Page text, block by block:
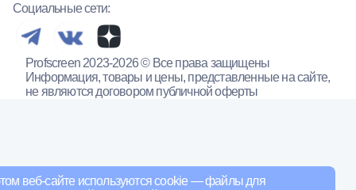
веб-сайте используются cookie — файлы для
Социальные сети:
Profscreen 2023-2026 © Все права защищены
Информация, товары и цены, представленные на сайте,
не являются договором публичной оферты